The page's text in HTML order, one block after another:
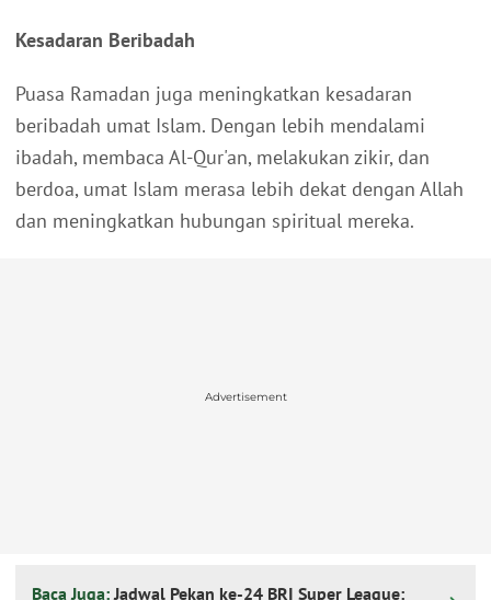
Kesadaran Beribadah
Puasa Ramadan juga meningkatkan kesadaran
beribadah umat Islam. Dengan lebih mendalami
ibadah, membaca Al-Qur'an, melakukan zikir, dan
berdoa, umat Islam merasa lebih dekat dengan Allah
dan meningkatkan hubungan spiritual mereka.
Advertisement
Baca Juga: Jadwal Pekan ke-24 BRI Super League: